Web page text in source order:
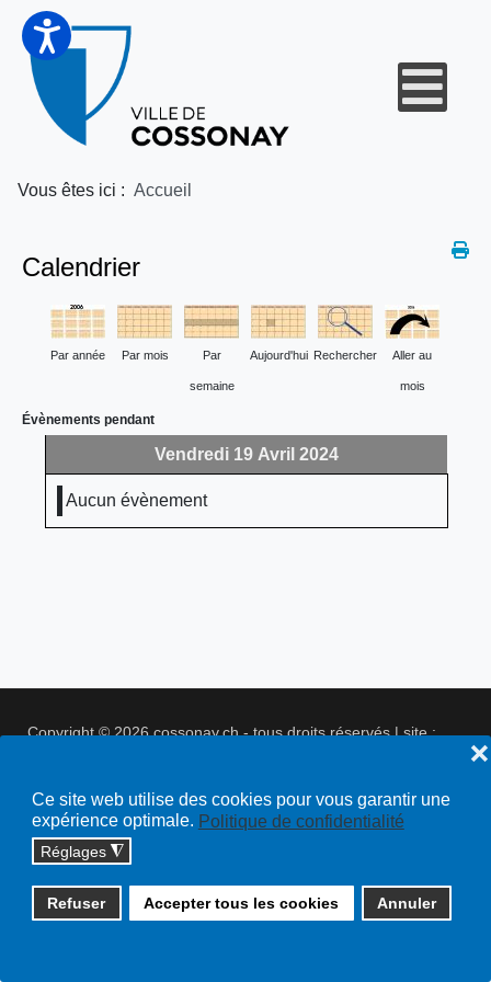
Ce site web utilise des cookies pour vous garantir une
expérience optimale. Politique de confidentialité
Réglages ◮
Refuser Accepter tous les cookies Annuler
❌
Vous êtes ici : Accueil
Calendrier
Par année Par mois Par
semaine
Aujourd'hui Rechercher Aller au
mois
Évènements pendant
Vendredi 19 Avril 2024
Aucun évènement
Copyright © 2026 cossonay.ch - tous droits réservés | site :
Plan du site